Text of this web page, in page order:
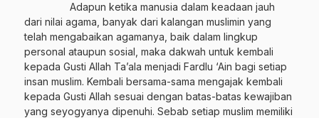
Adapun ketika manusia dalam keadaan jauh
dari nilai agama, banyak dari kalangan muslimin yang
telah mengabaikan agamanya, baik dalam lingkup
personal ataupun sosial, maka dakwah untuk kembali
kepada Gusti Allah Ta’ala menjadi Fardlu ‘Ain bagi setiap
insan muslim. Kembali bersama-sama mengajak kembali
kepada Gusti Allah sesuai dengan batas-batas kewajiban
yang seyogyanya dipenuhi. Sebab setiap muslim memiliki